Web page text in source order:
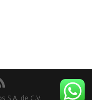
S.A. de C.V.